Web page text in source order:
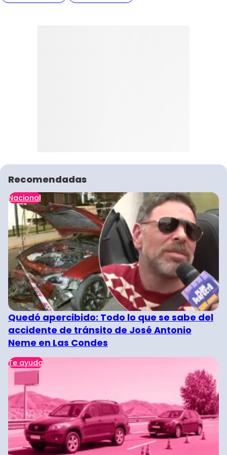
Recomendadas
Nacional
Quedó apercibido: Todo lo que se sabe del
accidente de tránsito de José Antonio
Neme en Las Condes
Te ayuda